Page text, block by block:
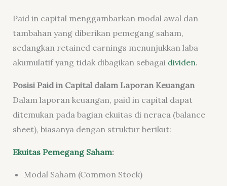
Paid in capital menggambarkan modal awal dan
tambahan yang diberikan pemegang saham,
sedangkan retained earnings menunjukkan laba
akumulatif yang tidak dibagikan sebagai dividen.
Posisi Paid in Capital dalam Laporan Keuangan
Dalam laporan keuangan, paid in capital dapat
ditemukan pada bagian ekuitas di neraca (balance
sheet), biasanya dengan struktur berikut:
Ekuitas Pemegang Saham:
Modal Saham (Common Stock)